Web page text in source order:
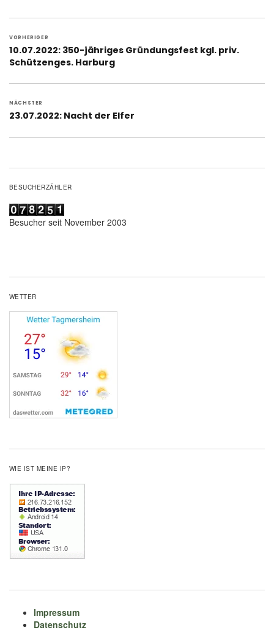
VORHERIGER
Vorheriger
Beitrag:
10.07.2022: 350-jähriges Gründungsfest kgl. priv.
Schützenges. Harburg
NÄCHSTER
Nächster
23.07.2022: Nacht der Elfer
BESUCHERZÄHLER
Besucher seit November 2003
WETTER
WIE IST MEINE IP?
Impressum
Datenschutz